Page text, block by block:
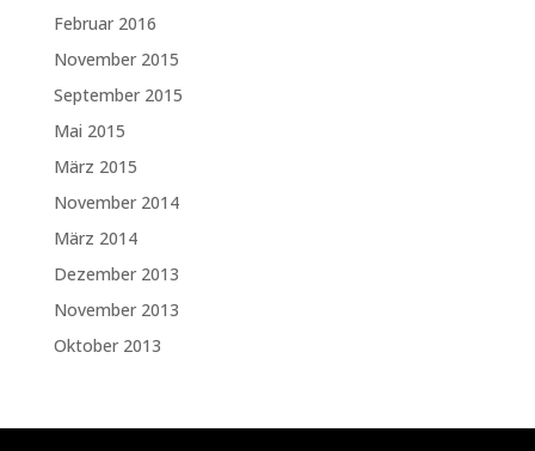
Februar 2016
November 2015
September 2015
Mai 2015
März 2015
November 2014
März 2014
Dezember 2013
November 2013
Oktober 2013